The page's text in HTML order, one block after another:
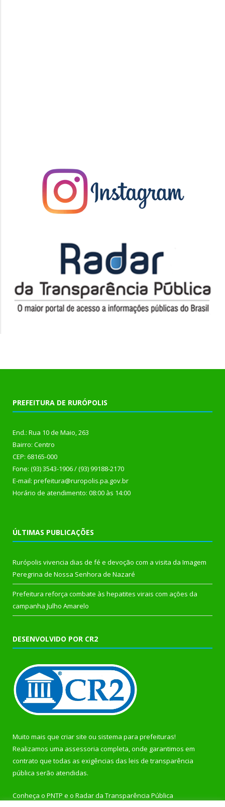
PREFEITURA DE RURÓPOLIS
End.: Rua 10 de Maio, 263
Bairro: Centro
CEP: 68165-000
Fone: (93) 3543-1906 / (93) 99188-2170
E-mail: prefeitura@ruropolis.pa.gov.br
Horário de atendimento: 08:00 às 14:00
ÚLTIMAS PUBLICAÇÕES
Rurópolis vivencia dias de fé e devoção com a visita da Imagem
Peregrina de Nossa Senhora de Nazaré
Prefeitura reforça combate às hepatites virais com ações da
campanha Julho Amarelo
DESENVOLVIDO POR CR2
Muito mais que criar site ou sistema para prefeituras!
Realizamos uma assessoria completa, onde garantimos em
contrato que todas as exigências das leis de transparência
pública serão atendidas.
Conheça o PNTP e o Radar da Transparência Pública